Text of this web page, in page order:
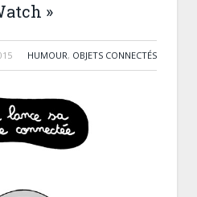
»
HUMOUR, OBJETS CONNECTÉS